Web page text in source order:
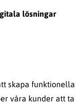
lösningar
skapa funktionella
våra kunder att ta